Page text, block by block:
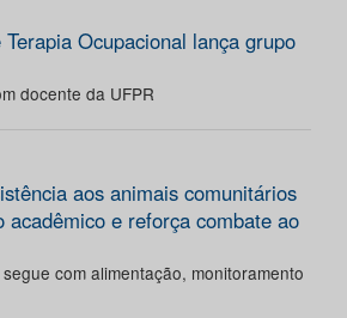
Ocupacional lança grupo
docente da UFPR
aos animais comunitários
acadêmico e reforça combate ao
com alimentação, monitoramento